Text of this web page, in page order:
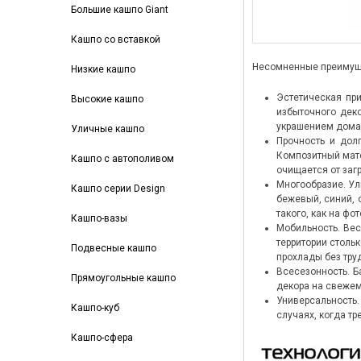
Большие кашпо Giant
Кашпо со вставкой
Низкие кашпо
Высокие кашпо
Уличные кашпо
Кашпо с автополивом
Кашпо серии Design
Кашпо-вазы
Подвесные кашпо
Прямоугольные кашпо
Кашпо-куб
Кашпо-сфера
Несомненные
Эстетическая
избыточного
украшением
Прочность и
Композитный
очищается от
Многообразие.
бежевый, синий,
такого, как на
Мобильность.
территории
прохлады без
Всесезонность.
декора на
случаях, когда